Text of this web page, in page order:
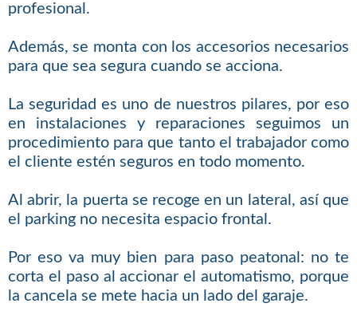
profesional.
Además, se monta con los accesorios necesarios
para que sea segura cuando se acciona.
La seguridad es uno de nuestros pilares, por eso
en instalaciones y reparaciones seguimos un
procedimiento para que tanto el trabajador como
el cliente estén seguros en todo momento.
Al abrir, la puerta se recoge en un lateral, así que
el parking no necesita espacio frontal.
Por eso va muy bien para paso peatonal: no te
corta el paso al accionar el automatismo, porque
la cancela se mete hacia un lado del garaje.